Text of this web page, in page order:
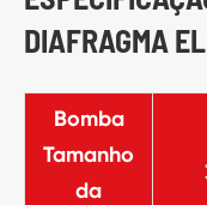
DIAFRAGMA
Bomba
Tamanho
da